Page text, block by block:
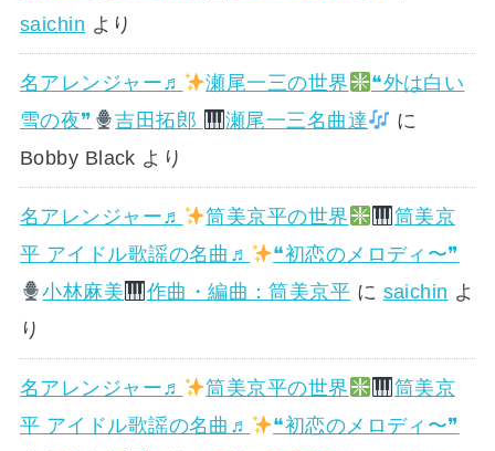
saichin より
名アレンジャー♬ 瀬尾一三の世界
❝外は白い
雪の夜❞
吉田拓郎 瀬尾一三名曲達
に
Bobby Black より
名アレンジャー♬ 筒美京平の世界
筒美京
平 アイドル歌謡の名曲♬
❝初恋のメロディ〜❞
小林麻美
作曲・編曲：筒美京平 に saichin よ
り
名アレンジャー♬ 筒美京平の世界
筒美京
平 アイドル歌謡の名曲♬
❝初恋のメロディ〜❞